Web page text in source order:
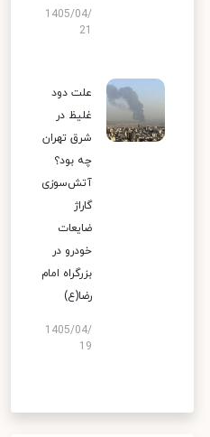
1405/04/
علت دود
غلیظ در
شرق تهران
چه بود؟
آتش‌سوزی
گاراژ
ضایعات
خودرو در
بزرگراه امام
رضا(ع)
1405/04/
19